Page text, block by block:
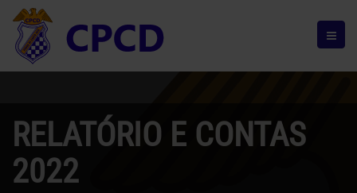
RELATÓRIO E CONTAS
2022